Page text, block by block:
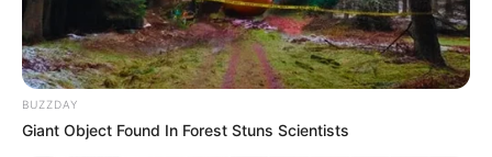
VEJA TAMBÉM
BUZZDAY
Giant Object Found In Forest Stuns Scientists